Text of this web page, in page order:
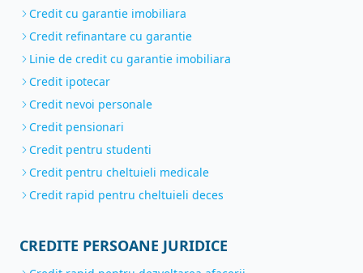
Credit cu garantie imobiliara
Credit refinantare cu garantie
Linie de credit cu garantie imobiliara
Credit ipotecar
Credit nevoi personale
Credit pensionari
Credit pentru studenti
Credit pentru cheltuieli medicale
Credit rapid pentru cheltuieli deces
CREDITE PERSOANE JURIDICE